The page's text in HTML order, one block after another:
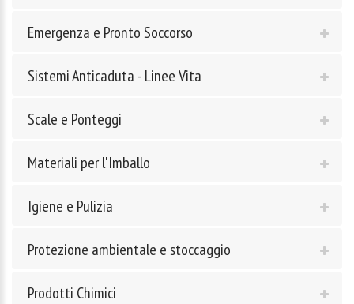
Emergenza e Pronto Soccorso
Sistemi Anticaduta - Linee Vita
Scale e Ponteggi
Materiali per l'Imballo
Igiene e Pulizia
Protezione ambientale e stoccaggio
Prodotti Chimici